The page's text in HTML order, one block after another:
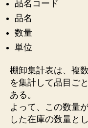
品名コード
品名
数量
単位
棚卸集計表は、複
を集計して品目ご
ある。
よって、この数量
した在庫の数量と